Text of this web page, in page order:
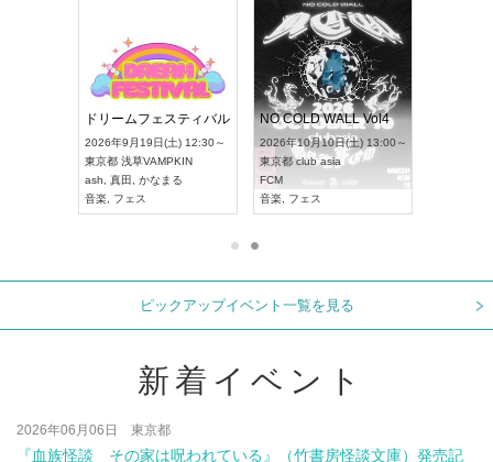
ドリームフェスティバル
2026年9月19日(土) 12:30～
東京都 浅草VAMPKIN
ash
真田
かなまる
音楽
フェス
NO COLD WALL Vol4
2026年10月10日(土) 13:00～
東京都 club asia
FCM
音楽
フェス
ピックアップイベント一覧を見る
新着イベント
2026年06月06日 東京都
『血族怪談 その家は呪われている』（竹書房怪談文庫）発売記